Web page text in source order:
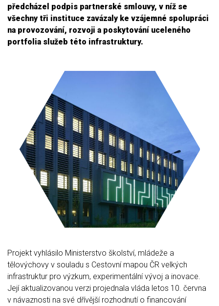
předcházel podpis partnerské smlouvy, v níž se
všechny tři instituce zavázaly ke vzájemné spolupráci
na provozování, rozvoji a poskytování uceleného
portfolia služeb této infrastruktury.
Projekt vyhlásilo Ministerstvo školství, mládeže a
tělovýchovy v souladu s Cestovní mapou ČR velkých
infrastruktur pro výzkum, experimentální vývoj a inovace.
Její aktualizovanou verzi projednala vláda letos 10. června
v návaznosti na své dřívější rozhodnutí o financování